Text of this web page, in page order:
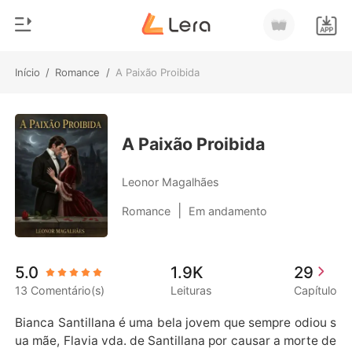
Início / Romance / A Paixão Proibida
Loja
Histórico
Sair
Baixar App
Gênero
Moderno
Lobisomem
Contos
Bilionários
A Paixão Proibida
Leonor Magalhães
Romance Em andamento
5.0
13 Comentário(s)
1.9K
Leituras
29
Capítulo
Bianca Santillana é uma bela jovem que sempre odiou s
ua mãe, Flavia vda. de Santillana por causar a morte de